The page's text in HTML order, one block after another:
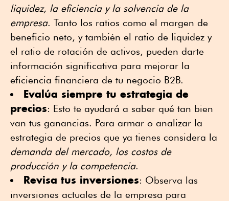
liquidez, la eficiencia y la solvencia de la
empresa. Tanto los ratios como el margen de
beneficio neto, y también el ratio de liquidez y
el ratio de rotación de activos, pueden darte
información significativa para mejorar la
eficiencia financiera de tu negocio B2B.
Evalúa siempre tu estrategia de
precios: Esto te ayudará a saber qué tan bien
van tus ganancias. Para armar o analizar la
estrategia de precios que ya tienes considera la
demanda del mercado, los costos de
producción y la competencia.
Revisa tus inversiones: Observa las
inversiones actuales de la empresa para